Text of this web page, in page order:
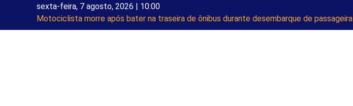
sexta-feira, 7 agosto, 2026 | 10:00
Motociclista morre após bater na traseira de ônibus durante desembarque de passageira